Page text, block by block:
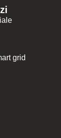
grid